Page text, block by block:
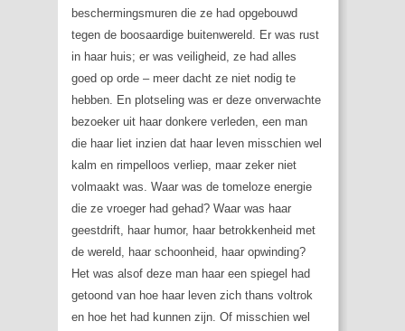
beschermingsmuren die ze had opgebouwd
tegen de boosaardige buitenwereld. Er was rust
in haar huis; er was veiligheid, ze had alles
goed op orde – meer dacht ze niet nodig te
hebben. En plotseling was er deze onverwachte
bezoeker uit haar donkere verleden, een man
die haar liet inzien dat haar leven misschien wel
kalm en rimpelloos verliep, maar zeker niet
volmaakt was. Waar was de tomeloze energie
die ze vroeger had gehad? Waar was haar
geestdrift, haar humor, haar betrokkenheid met
de wereld, haar schoonheid, haar opwinding?
Het was alsof deze man haar een spiegel had
getoond van hoe haar leven zich thans voltrok
en hoe het had kunnen zijn. Of misschien wel